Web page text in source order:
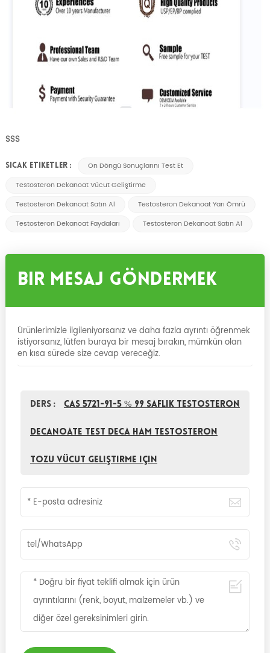
SSS
SICAK ETIKETLER :
On Döngü Sonuçlarını Test Et
Testosteron Dekanoat Vücut Geliştirme
Testosteron Dekanoat Satın Al
Testosteron Dekanoat Yarı Ömrü
Testosteron Dekanoat Faydaları
Testosteron Dekanoat Satın Al
Bir Mesaj Göndermek
Ürünlerimizle ilgileniyorsanız ve daha fazla ayrıntı öğrenmek
istiyorsanız, lütfen buraya bir mesaj bırakın, mümkün olan
en kısa sürede size cevap vereceğiz.
Ders : CAS 5721-91-5 % 99 Saflık Testosteron
Decanoate Test Deca Ham Testosteron
Tozu vücut geliştirme için